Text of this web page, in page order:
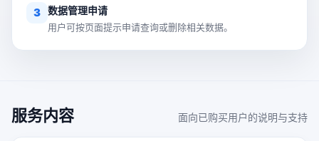
3 数据管理申请
用户可按页面提示申请查询或删除相关数据。
服务内容 面向已购买用户的说明与支持